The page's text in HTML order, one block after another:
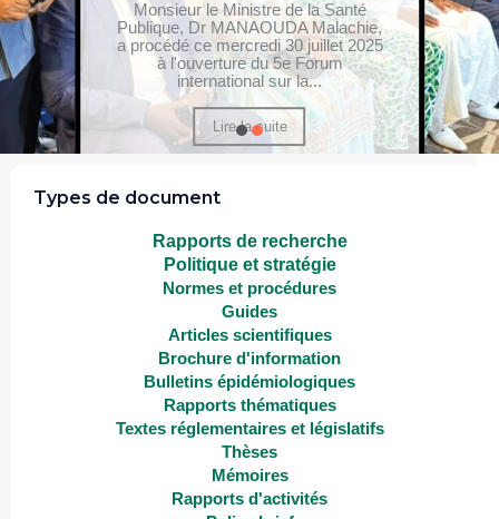
Monsieur le Ministre de la Santé
Publique, Dr MANAOUDA Malachie,
a procédé ce mercredi 30 juillet 2025
à l'ouverture du 5e Forum
international sur la...
Lire la suite
Types de document
Rapports de recherche
Politique et stratégie
Normes et procédures
Guides
Articles scientifiques
Brochure d'information
Bulletins épidémiologiques
Rapports thématiques
Textes réglementaires et législatifs
Thèses
Mémoires
Rapports d'activités